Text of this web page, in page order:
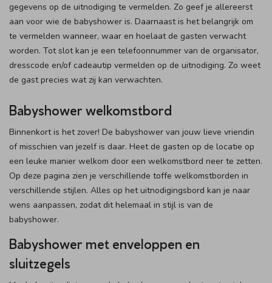
gegevens op de uitnodiging te vermelden. Zo geef je allereerst
aan voor wie de babyshower is. Daarnaast is het belangrijk om
te vermelden wanneer, waar en hoelaat de gasten verwacht
worden. Tot slot kan je een telefoonnummer van de organisator,
dresscode en/of cadeautip vermelden op de uitnodiging. Zo weet
de gast precies wat zij kan verwachten.
Babyshower welkomstbord
Binnenkort is het zover! De babyshower van jouw lieve vriendin
of misschien van jezelf is daar. Heet de gasten op de locatie op
een leuke manier welkom door een welkomstbord neer te zetten.
Op deze pagina zien je verschillende toffe welkomstborden in
verschillende stijlen. Alles op het uitnodigingsbord kan je naar
wens aanpassen, zodat dit helemaal in stijl is van de
babyshower.
Babyshower met enveloppen en
sluitzegels